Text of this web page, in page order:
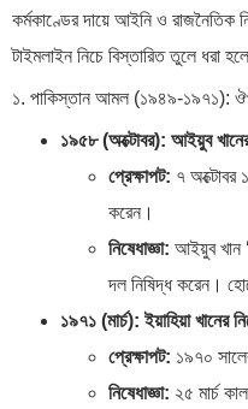
কর্মকাণ্ডের দায়ে আইনি ও রাজনৈতিক
টাইমলাইন নিচে বিস্তারিত তুলে ধরা
১. পাকিস্তান আমল (১৯৪৯-১৯৭১):
১৯৫৮ (অক্টোবর): আইয়ুব
প্রেক্ষাপট: ৭ অক্টোবর
করেন।
নিষেধাজ্ঞা: আইয়ুব খান
দল নিষিদ্ধ করেন।
১৯৭১ (মার্চ): ইয়াহিয়া খানের
প্রেক্ষাপট: ১৯৭০
নিষেধাজ্ঞা: ২৫ মার্চ